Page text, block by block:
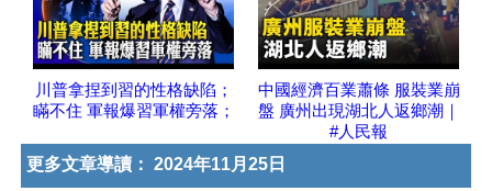
川普拿捏到習的性格缺陷；
瞞不住 軍報爆習軍權旁落；
中國經濟百業蕭條 服裝業崩
盤 廣州出現湖北人返鄉潮｜
#人民報
更多文章導讀： 2024年11月25日